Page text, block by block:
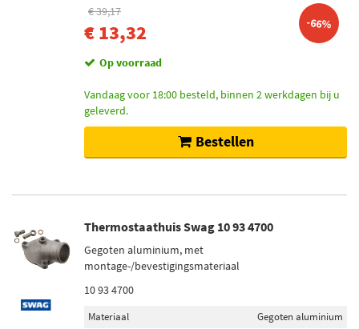
€ 39,17
€ 13,32 -66%
Op voorraad
Vandaag voor 18:00 besteld, binnen 2 werkdagen bij u
geleverd.
Bestellen
Thermostaathuis Swag 10 93 4700
Gegoten aluminium, met
montage-/bevestigingsmateriaal
10 93 4700
Materiaal
Gegoten aluminium